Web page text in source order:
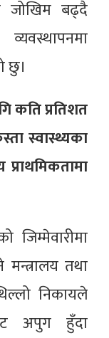
जोखिम बढ्दै
छु।
कति प्रतिशत
स्वास्थ्यका
जिम्मेवारीमा
तथा
निकायले
अपुग हुँदा